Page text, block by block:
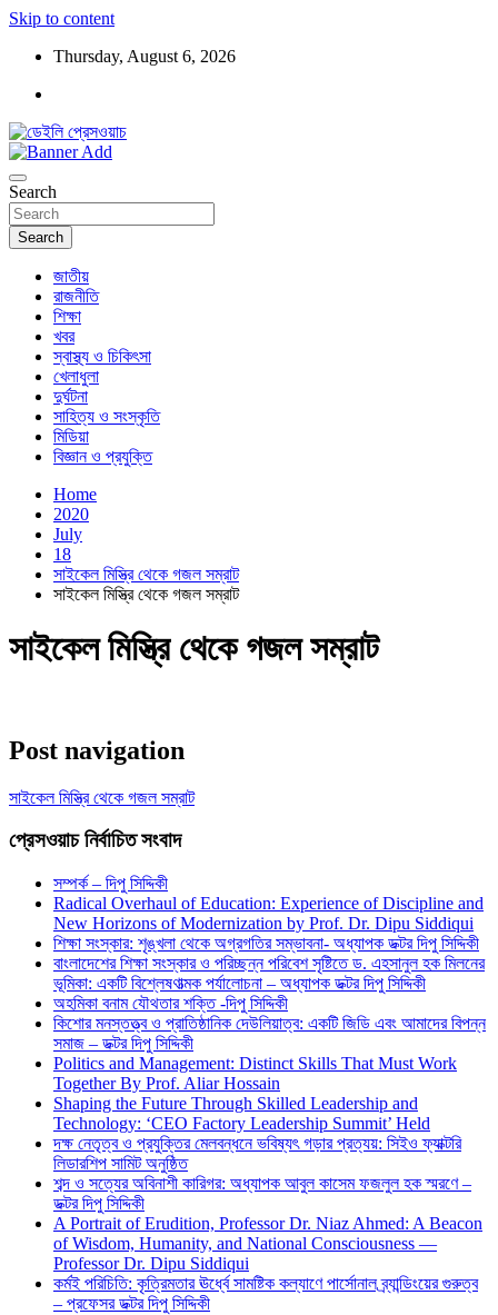
Skip to content
Thursday, August 6, 2026
ডেইলি প্রেসওয়াচ
Search
Search
জাতীয়
রাজনীতি
শিক্ষা
খবর
স্বাস্থ্য ও চিকিৎসা
খেলাধুলা
দুর্ঘটনা
সাহিত্য ও সংস্কৃতি
মিডিয়া
বিজ্ঞান ও প্রযুক্তি
Home
2020
July
18
সাইকেল মিস্ত্রি থেকে গজল সম্রাট
সাইকেল মিস্ত্রি থেকে গজল সম্রাট
সাইকেল মিস্ত্রি থেকে গজল সম্রাট
Post navigation
সাইকেল মিস্ত্রি থেকে গজল সম্রাট
প্রেসওয়াচ নির্বাচিত সংবাদ
সম্পর্ক – দিপু সিদ্দিকী
Radical Overhaul of Education: Experience of Discipline and
New Horizons of Modernization by Prof. Dr. Dipu Siddiqui
শিক্ষা সংস্কার: শৃঙ্খলা থেকে অগ্রগতির সম্ভাবনা- অধ্যাপক ডক্টর দিপু সিদ্দিকী
বাংলাদেশের শিক্ষা সংস্কার ও পরিচ্ছন্ন পরিবেশ সৃষ্টিতে ড. এহসানুল হক মিলনের
ভূমিকা: একটি বিশ্লেষণাত্মক পর্যালোচনা – অধ্যাপক ডক্টর দিপু সিদ্দিকী
অহমিকা বনাম যৌথতার শক্তি -দিপু সিদ্দিকী
কিশোর মনস্তত্ত্ব ও প্রাতিষ্ঠানিক দেউলিয়াত্ব: একটি জিডি এবং আমাদের বিপন্ন
সমাজ – ডক্টর দিপু সিদ্দিকী
Politics and Management: Distinct Skills That Must Work
Together By Prof. Aliar Hossain
Shaping the Future Through Skilled Leadership and
Technology: ‘CEO Factory Leadership Summit’ Held
দক্ষ নেতৃত্ব ও প্রযুক্তির মেলবন্ধনে ভবিষ্যৎ গড়ার প্রত্যয়: সিইও ফ্যাক্টরি
লিডারশিপ সামিট অনুষ্ঠিত
শব্দ ও সত্যের অবিনাশী কারিগর: অধ্যাপক আবুল কাসেম ফজলুল হক স্মরণে –
ডক্টর দিপু সিদ্দিকী
A Portrait of Erudition, Professor Dr. Niaz Ahmed: A Beacon
of Wisdom, Humanity, and National Consciousness —
Professor Dr. Dipu Siddiqui
কর্মই পরিচিতি: কৃত্রিমতার ঊর্ধ্বে সামষ্টিক কল্যাণে পার্সোনাল ব্র্যান্ডিংয়ের গুরুত্ব
– প্রফেসর ডক্টর দিপু সিদ্দিকী